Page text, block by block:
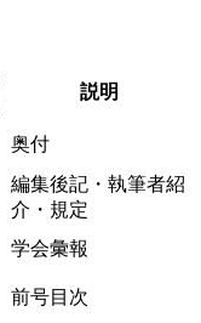
説明
奥付
編集後記・執筆者紹
介・規定
学会彙報
前号目次